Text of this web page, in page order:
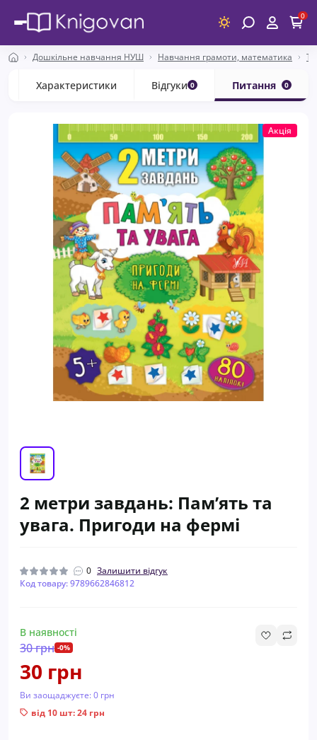
0
Дошкільне навчання НУШ Навчання грамоти, математика
Характеристики Відгуки 0 Питання 0
Акція
2 метри завдань: Пам’ять та
увага. Пригоди на фермі
0 Залишити відгук
Код товару: 9789662846812
В наявності
30 грн -0%
30 грн
Ви заощаджуєте:0 грн
від 10 шт: 24 грн